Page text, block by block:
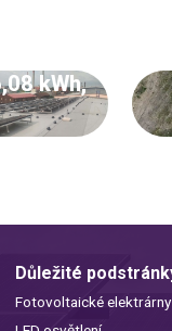
kWh,
Důležité
Fotovoltaické elektrárny